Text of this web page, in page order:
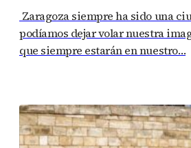
Zaragoza siempre ha sido una
podíamos dejar volar nuestra
que siempre estarán en nuestro…